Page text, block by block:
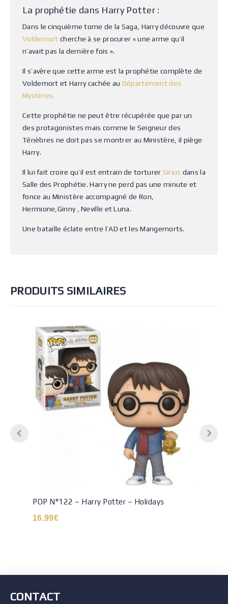
La prophétie dans Harry Potter :
Dans le cinquième tome de la Saga, Harry découvre que
Voldemort cherche à se procurer « une arme qu’il
n’avait pas la dernière fois ».
Il s’avère que cette arme est la prophétie complète de
Voldemort et Harry cachée au Département des
Mystères.
Cette prophétie ne peut être récupérée que par un
des protagonistes mais comme le Seigneur des
Ténèbres ne doit pas se montrer au Ministère, il piège
Harry.
Il lui fait croire qu’il est entrain de torturer Sirius dans la
Salle des Prophétie. Harry ne perd pas une minute et
fonce au Ministère accompagné de Ron,
Hermione,Ginny , Neville et Luna.
Une bataille éclate entre l’AD et les Mangemorts.
PRODUITS SIMILAIRES
POP N°122 – Harry Potter – Holidays
16.99€
CONTACT